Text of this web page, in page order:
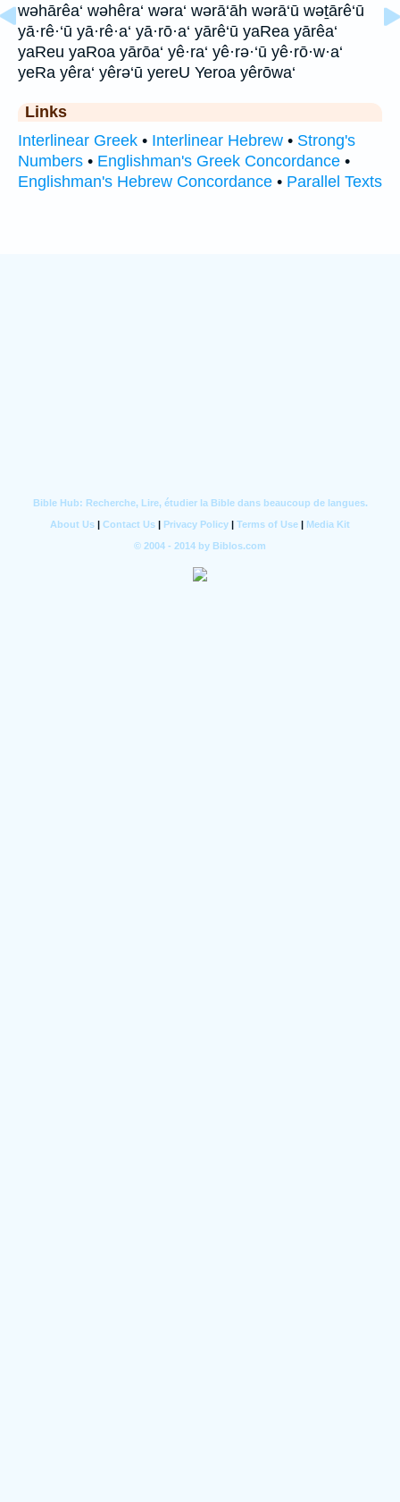
wəhārêa‘ wəhêra‘ wəra‘ wərā‘āh wərā‘ū wəṯārê‘ū
yā·rê·‘ū yā·rê·a‘ yā·rō·a‘ yārê‘ū yaRea yārêa‘
yaReu yaRoa yārōa‘ yê·ra‘ yê·rə·‘ū yê·rō·w·a‘
yeRa yêra‘ yêrə‘ū yereU Yeroa yêrōwa‘
Links
Interlinear Greek • Interlinear Hebrew • Strong's
Numbers • Englishman's Greek Concordance •
Englishman's Hebrew Concordance • Parallel Texts